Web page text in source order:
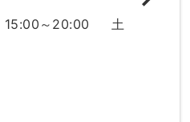
15:00～20:00 土